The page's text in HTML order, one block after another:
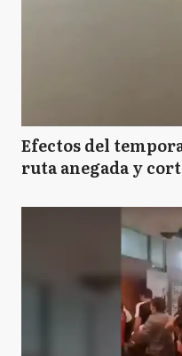
Efectos del
ruta anegada y